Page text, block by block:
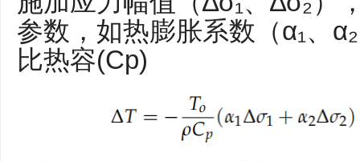
参数，如热膨胀系数（α₁、
比热容(Cp)